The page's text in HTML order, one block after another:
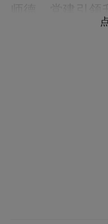
合。这一体系
学、科研实践
建设常态化、长